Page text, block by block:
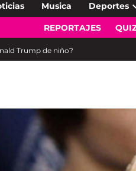
Musica Deportes
REPORTAJES
Trump de niño?